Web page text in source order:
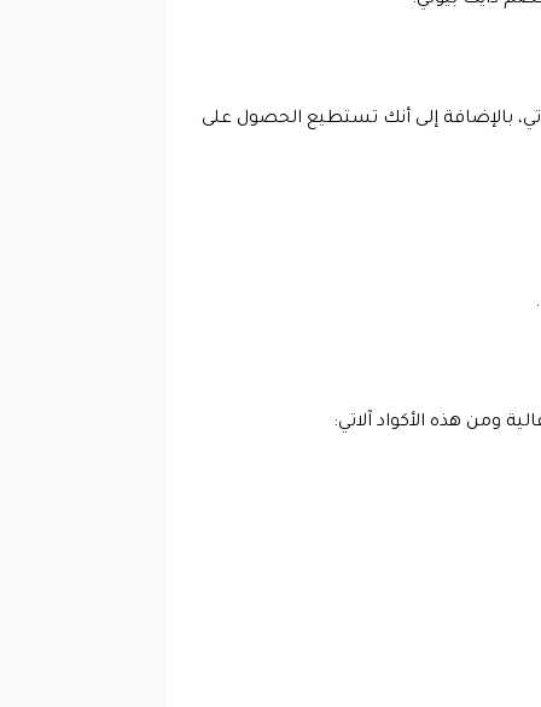
بيوتي، بالإضافة إلى أنك تستطيع الحصول على
ومن هذه الأكواد آلاتي: